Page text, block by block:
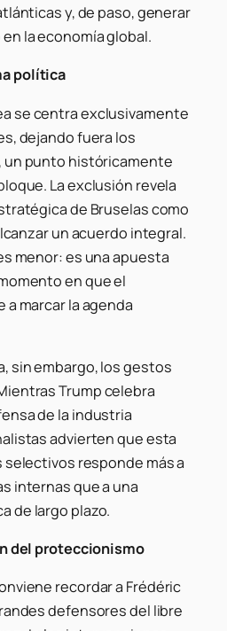
y, de paso, generar
la economía global.
política
se centra exclusivamente
dejando fuera los
un punto históricamente
La exclusión revela
de Bruselas como
un acuerdo integral.
menor: es una apuesta
en que el
marcar la agenda
sin embargo, los gestos
Trump celebra
de la industria
advierten que esta
responde más a
internas que a una
de largo plazo.
del proteccionismo
recordar a Frédéric
defensores del libre